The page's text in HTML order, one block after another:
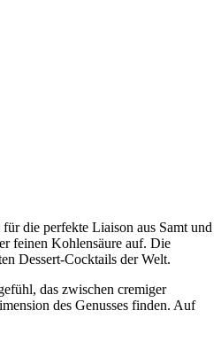
die perfekte Liaison aus Samt und
feinen Kohlensäure auf. Die
Dessert-Cocktails der Welt.
das zwischen cremiger
des Genusses finden. Auf